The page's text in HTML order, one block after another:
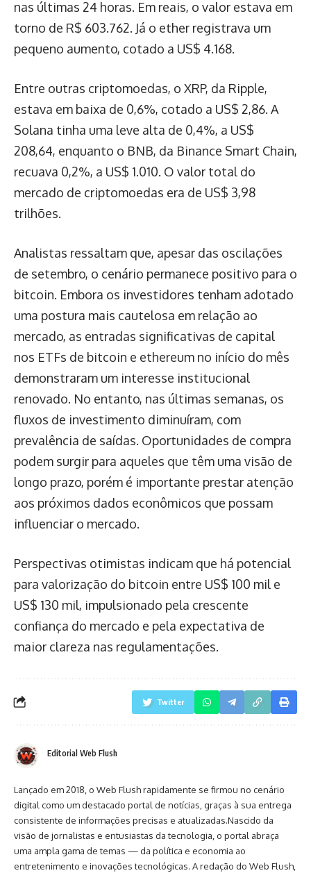
nas últimas 24 horas. Em reais, o valor estava em
torno de R$ 603.762. Já o ether registrava um
pequeno aumento, cotado a US$ 4.168.
Entre outras criptomoedas, o XRP, da Ripple,
estava em baixa de 0,6%, cotado a US$ 2,86. A
Solana tinha uma leve alta de 0,4%, a US$
208,64, enquanto o BNB, da Binance Smart Chain,
recuava 0,2%, a US$ 1.010. O valor total do
mercado de criptomoedas era de US$ 3,98
trilhões.
Analistas ressaltam que, apesar das oscilações
de setembro, o cenário permanece positivo para o
bitcoin. Embora os investidores tenham adotado
uma postura mais cautelosa em relação ao
mercado, as entradas significativas de capital
nos ETFs de bitcoin e ethereum no início do mês
demonstraram um interesse institucional
renovado. No entanto, nas últimas semanas, os
fluxos de investimento diminuíram, com
prevalência de saídas. Oportunidades de compra
podem surgir para aqueles que têm uma visão de
longo prazo, porém é importante prestar atenção
aos próximos dados econômicos que possam
influenciar o mercado.
Perspectivas otimistas indicam que há potencial
para valorização do bitcoin entre US$ 100 mil e
US$ 130 mil, impulsionado pela crescente
confiança do mercado e pela expectativa de
maior clareza nas regulamentações.
Twitter
Editorial Web Flush
Lançado em 2018, o Web Flush rapidamente se firmou no cenário
digital como um destacado portal de notícias, graças à sua entrega
consistente de informações precisas e atualizadas.Nascido da
visão de jornalistas e entusiastas da tecnologia, o portal abraça
uma ampla gama de temas — da política e economia ao
entretenimento e inovações tecnológicas. A redação do Web Flush,